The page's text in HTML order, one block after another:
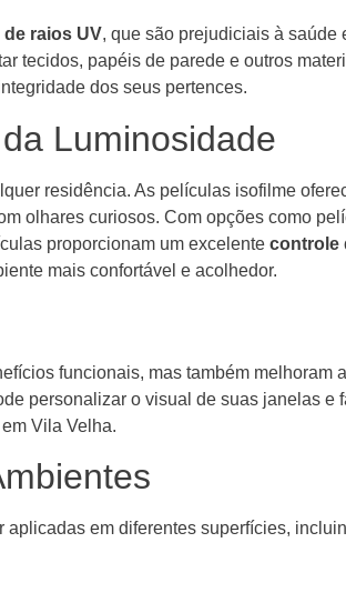
de raios UV, que são prejudiciais à saúde
tecidos, papéis de parede e outros
dos seus pertences.
Luminosidade
residência. As películas isofilme
olhares curiosos. Com opções como
proporcionam um excelente controle
mais confortável e acolhedor.
funcionais, mas também
personalizar o visual de suas janelas
Vila Velha.
em diferentes superfícies,